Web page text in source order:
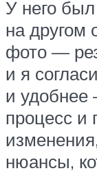
У него
на другом
фото —
и я
и удобнее
процесс и
нюансы,